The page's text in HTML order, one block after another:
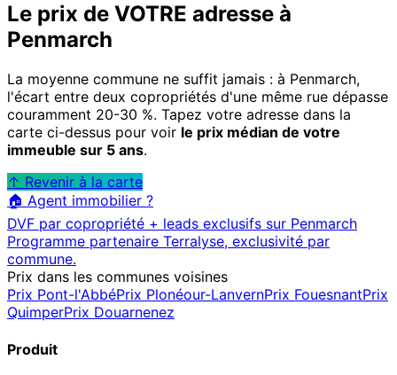
Le prix de VOTRE adresse à
Penmarch
La moyenne commune ne suffit jamais : à Penmarch,
l'écart entre deux copropriétés d'une même rue dépasse
couramment 20-30 %. Tapez votre adresse dans la
carte ci-dessus pour voir le prix médian de votre
immeuble sur 5 ans.
↑ Revenir à la carte
🏠 Agent immobilier ?
DVF par copropriété + leads exclusifs sur Penmarch
Programme partenaire Terralyse, exclusivité par
commune.
Prix dans les communes voisines
Prix Pont-l'AbbéPrix Plonéour-LanvernPrix FouesnantPrix
QuimperPrix Douarnenez
Produit